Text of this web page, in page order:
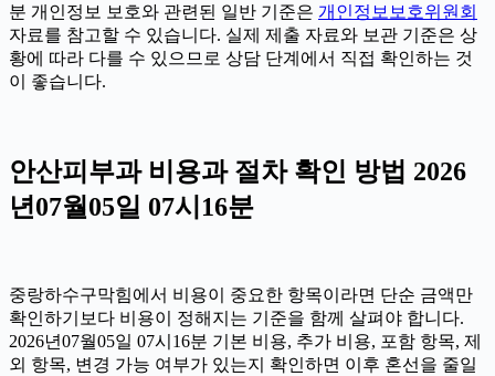
분 개인정보 보호와 관련된 일반 기준은 개인정보보호위원회
자료를 참고할 수 있습니다. 실제 제출 자료와 보관 기준은 상
황에 따라 다를 수 있으므로 상담 단계에서 직접 확인하는 것
이 좋습니다.
안산피부과 비용과 절차 확인 방법 2026
년07월05일 07시16분
중랑하수구막힘에서 비용이 중요한 항목이라면 단순 금액만
확인하기보다 비용이 정해지는 기준을 함께 살펴야 합니다.
2026년07월05일 07시16분 기본 비용, 추가 비용, 포함 항목, 제
외 항목, 변경 가능 여부가 있는지 확인하면 이후 혼선을 줄일